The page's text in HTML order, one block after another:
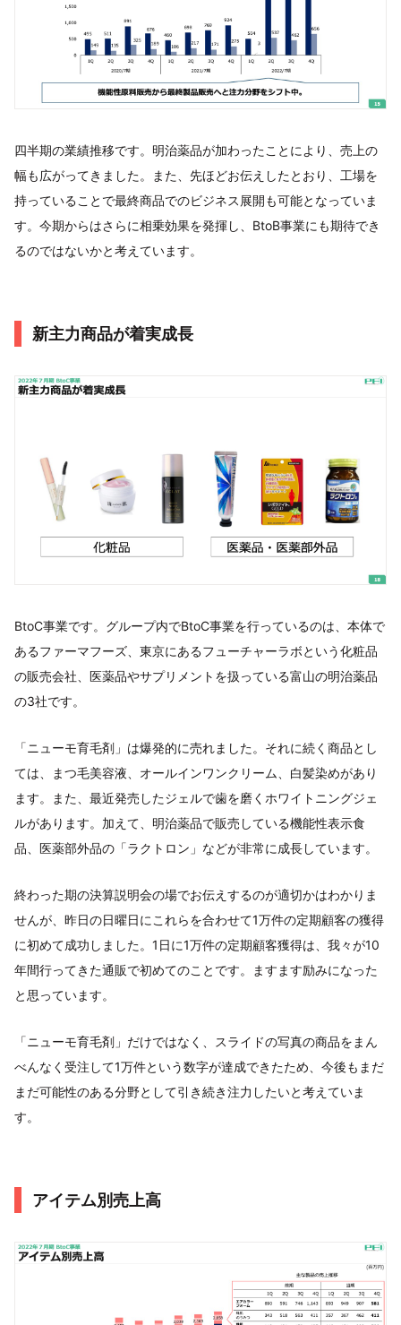
四半期の業績推移です。明治薬品が加わったことにより、売上の
幅も広がってきました。また、先ほどお伝えしたとおり、工場を
持っていることで最終商品でのビジネス展開も可能となっていま
す。今期からはさらに相乗効果を発揮し、BtoB事業にも期待でき
るのではないかと考えています。
新主力商品が着実成長
BtoC事業です。グループ内でBtoC事業を行っているのは、本体で
あるファーマフーズ、東京にあるフューチャーラボという化粧品
の販売会社、医薬品やサプリメントを扱っている富山の明治薬品
の3社です。
「ニューモ育毛剤」は爆発的に売れました。それに続く商品とし
ては、まつ毛美容液、オールインワンクリーム、白髪染めがあり
ます。また、最近発売したジェルで歯を磨くホワイトニングジェ
ルがあります。加えて、明治薬品で販売している機能性表示食
品、医薬部外品の「ラクトロン」などが非常に成長しています。
終わった期の決算説明会の場でお伝えするのが適切かはわかりま
せんが、昨日の日曜日にこれらを合わせて1万件の定期顧客の獲得
に初めて成功しました。1日に1万件の定期顧客獲得は、我々が10
年間行ってきた通販で初めてのことです。ますます励みになった
と思っています。
「ニューモ育毛剤」だけではなく、スライドの写真の商品をまん
べんなく受注して1万件という数字が達成できたため、今後もまだ
まだ可能性のある分野として引き続き注力したいと考えていま
す。
アイテム別売上高